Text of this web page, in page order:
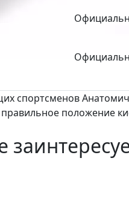
спортсменов
правильное положение